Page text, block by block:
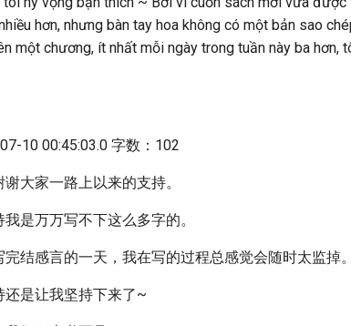
hơn, nhưng bàn tay hoa không có một bản sao
một chương, ít nhất mỗi ngày trong tuần này ba hơn,
10 00:45:03.0 字数：102
大家一路上以来的支持。
是万万写不下这么多字的。
结感言的一天，我在写的过程总感觉会随时太监掉。
还是让我坚持下来了~